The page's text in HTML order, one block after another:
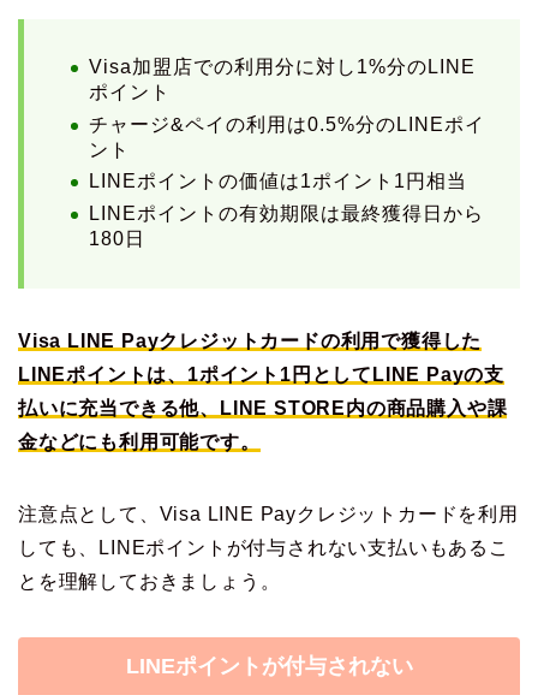
Visa加盟店での利用分に対し1%分のLINE
ポイント
チャージ&ペイの利用は0.5%分のLINEポイ
ント
LINEポイントの価値は1ポイント1円相当
LINEポイントの有効期限は最終獲得日から
180日
Visa LINE Payクレジットカードの利用で獲得した
LINEポイントは、1ポイント1円としてLINE Payの支
払いに充当できる他、LINE STORE内の商品購入や課
金などにも利用可能です。
注意点として、Visa LINE Payクレジットカードを利用
しても、LINEポイントが付与されない支払いもあるこ
とを理解しておきましょう。
LINEポイントが付与されない